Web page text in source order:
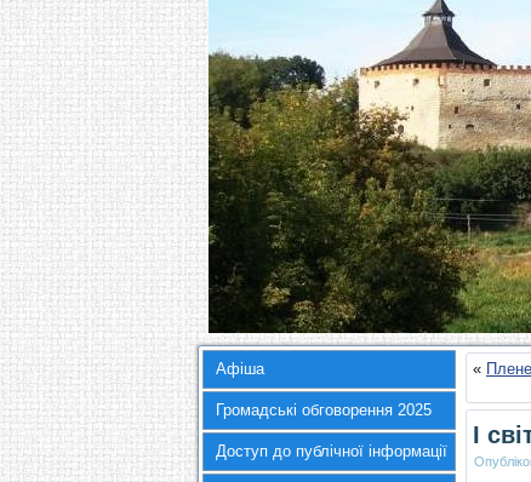
Афіша
Громадські обговорення 2025
Доступ до публічної інформації
«
І